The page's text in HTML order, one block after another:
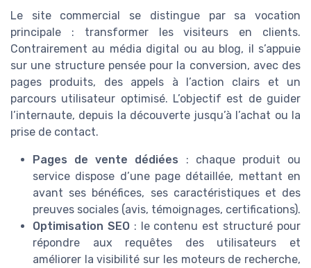
Le site commercial se distingue par sa vocation
principale : transformer les visiteurs en clients.
Contrairement au média digital ou au blog, il s’appuie
sur une structure pensée pour la conversion, avec des
pages produits, des appels à l’action clairs et un
parcours utilisateur optimisé. L’objectif est de guider
l’internaute, depuis la découverte jusqu’à l’achat ou la
prise de contact.
Pages de vente dédiées : chaque produit ou
service dispose d’une page détaillée, mettant en
avant ses bénéfices, ses caractéristiques et des
preuves sociales (avis, témoignages, certifications).
Optimisation SEO: le contenu est structuré pour
répondre aux requêtes des utilisateurs et
améliorer la visibilité sur les moteurs de recherche,